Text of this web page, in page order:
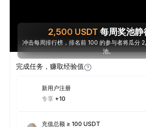
2,500 USDT 每周奖池静
冲击每周排行榜，排名前 100 的参与者将瓜分
池。
完成任务，赚取经验值
新用户注册
专享 +10
充值总额 ≥ 100 USDT